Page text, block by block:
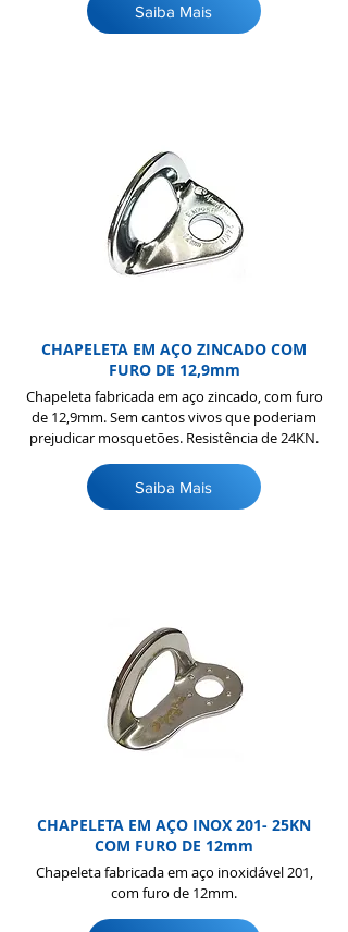
Saiba Mais
CHAPELETA EM AÇO ZINCADO COM
FURO DE 12,9mm
Chapeleta fabricada em aço zincado, com furo
de 12,9mm. Sem cantos vivos que poderiam
prejudicar mosquetões. Resistência de 24KN.
Saiba Mais
CHAPELETA EM AÇO INOX 201- 25KN
COM FURO DE 12mm
Chapeleta fabricada em aço inoxidável 201,
com furo de 12mm.